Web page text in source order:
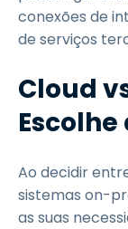
conexões de
de serviços
Cloud
Ao decidir
sistemas on-
as suas